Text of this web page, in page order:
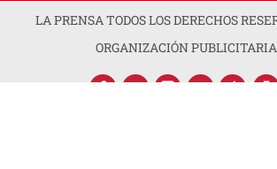
LA PRENSA TODOS LOS DERECHOS
ORGANIZACIÓN